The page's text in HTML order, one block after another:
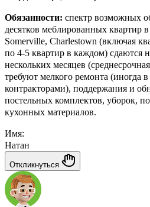
Обязанности: спектр возможных
десятков меблированных квартир
Somerville, Charlestown (включая
по 4-5 квартир в каждом) сдаются
нескольких месяцев
требуют мелкого ремонта (иногда
контракторами), поддержания и
постельных комплектов, уборок,
кухонных материалов.
Имя:
Натан
Откликнуться